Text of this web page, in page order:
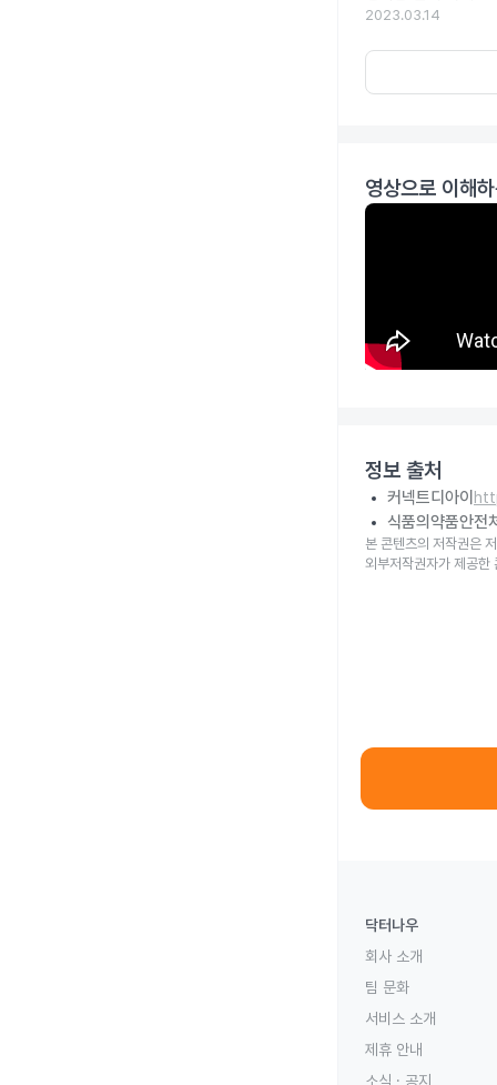
2023.03.14
영상으로 이해
정보 출처
커넥트디아이
식품의약품안전
본 콘텐츠의 저작권은
외부저작권자가 제공한
닥터나우
회사 소개
팀 문화
서비스 소개
제휴 안내
소식 · 공지